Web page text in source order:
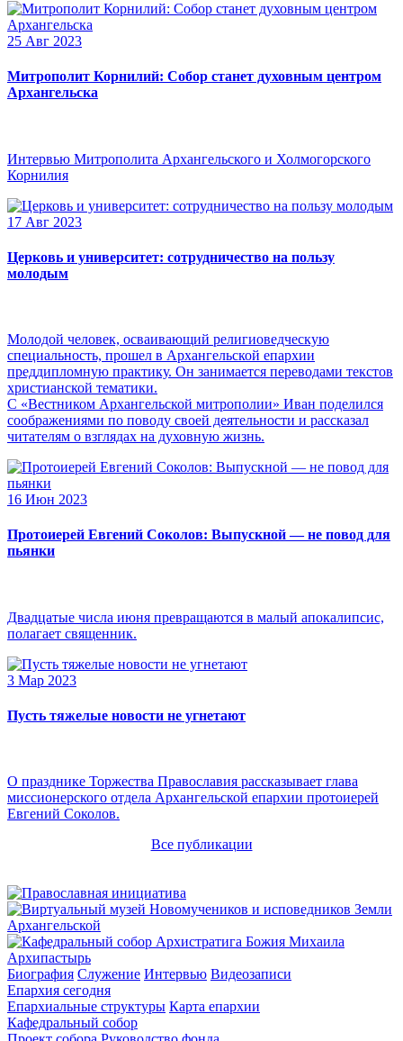
25 Авг 2023
Митрополит Корнилий: Собор станет духовным центром
Архангельска
Интервью Митрополита Архангельского и Холмогорского
Корнилия
17 Авг 2023
Церковь и университет: сотрудничество на пользу
молодым
Молодой человек, осваивающий религиоведческую
специальность, прошел в Архангельской епархии
преддипломную практику. Он занимается переводами текстов
христианской тематики.
С «Вестником Архангельской митрополии» Иван поделился
соображениями по поводу своей деятельности и рассказал
читателям о взглядах на духовную жизнь.
16 Июн 2023
Протоиерей Евгений Соколов: Выпускной — не повод для
пьянки
Двадцатые числа июня превращаются в малый апокалипсис,
полагает священник.
3 Мар 2023
Пусть тяжелые новости не угнетают
О празднике Торжества Православия рассказывает глава
миссионерского отдела Архангельской епархии протоиерей
Евгений Соколов.
Все публикации
Архипастырь
Биография Служение Интервью Видеозаписи
Епархия сегодня
Епархиальные структуры Карта епархии
Кафедральный собор